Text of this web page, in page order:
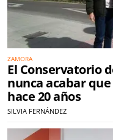
ZAMORA
El Conservatorio
nunca acabar
hace 20 años
SILVIA FERNÁNDEZ